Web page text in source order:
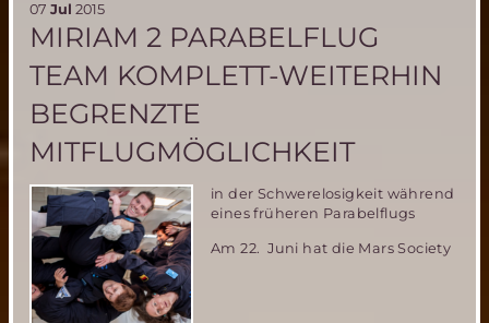
07 Jul 2015
MIRIAM 2 PARABELFLUG
TEAM KOMPLETT-WEITERHIN
BEGRENZTE
MITFLUGMÖGLICHKEIT
in der Schwerelosigkeit während
eines früheren Parabelflugs
Am 22. Juni hat die Mars Society